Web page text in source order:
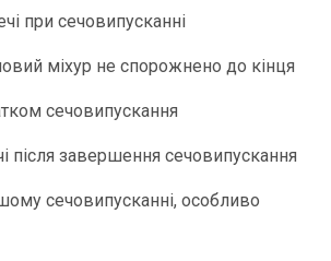
при сечовипусканні
міхур не спорожнено до кінця
сечовипускання
після завершення сечовипускання
сечовипусканні, особливо